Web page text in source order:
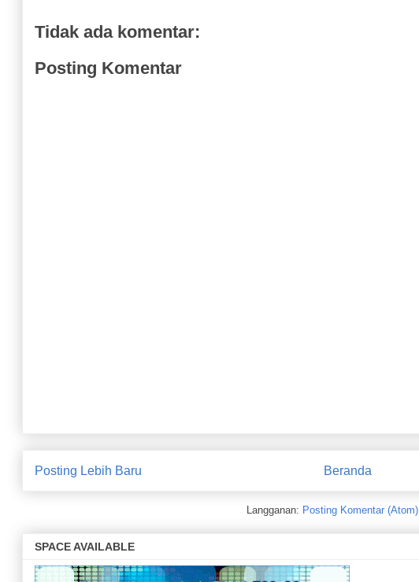
Kapolres Purworejo Buka E-Sport Championship 2026
Pemkab Purworejo Dukung ISP Berlaga di Liga 4 Jateng
Tidak ada komentar:
Posting Komentar
Posting Lebih Baru Beranda
Langganan: Posting Komentar (Atom)
SPACE AVAILABLE